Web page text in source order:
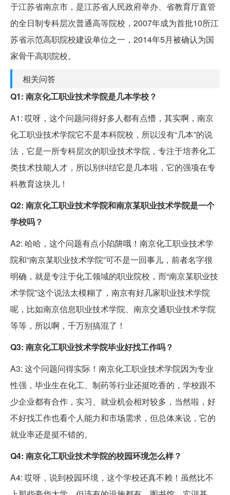
于江苏省南京市，是江苏省人民政府举办、省教育厅直管
的全日制专科层次普通高等院校，2007年成为首批10所江
苏省示范高职院校建设单位之一，2014年5月被确认为国
家骨干高职院校。
相关问答
Q1: 南京化工职业技术学院是几本学校？
A1: 哎呀，这个问题问得好多人都有点懵，其实啊，南京
化工职业技术学院它不是本科院校，所以没有“几本”的说
法，它是一所专科层次的职业技术学院，专注于培养化工
类技术技能人才，所以别纠结它是几本啦，它的强项在专
科教育这块儿！
Q2: 南京化工职业技术学院和南京某职业技术学院是一个
学校吗？
A2: 哈哈，这个问题有点小陷阱哦！南京化工职业技术学
院和“南京某职业技术学院”可不是一回事儿，前者名字很
明确，就是专注于化工领域的职业院校，而“南京某职业技
术学院”这个说法太模糊了，南京有好几家职业技术学院
呢，比如南京信息职业技术学院、南京交通职业技术学院
等等，所以啊，千万别搞混了！
Q3: 南京化工职业技术学院毕业好找工作吗？
A3: 这个问题问得实际！南京化工职业技术学院因为专业
性强，毕业生在化工、制药等行业还挺吃香的，学校跟不
少企业都有合作，实习、就业机会相对较多，当然啦，好
不好找工作也看个人能力和市场需求，但总体来说，它的
就业率还是挺不错的。
Q4: 南京化工职业技术学院的校园环境怎么样？
A4: 哎呀，说到校园环境，这个学校还真不赖！虽然比不